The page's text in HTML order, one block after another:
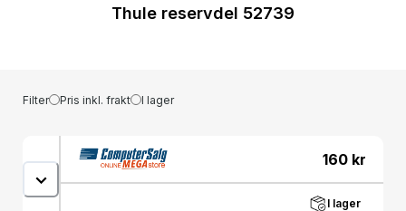
Thule reservdel 52739
Filter Pris inkl. frakt I lager
160 kr
I lager